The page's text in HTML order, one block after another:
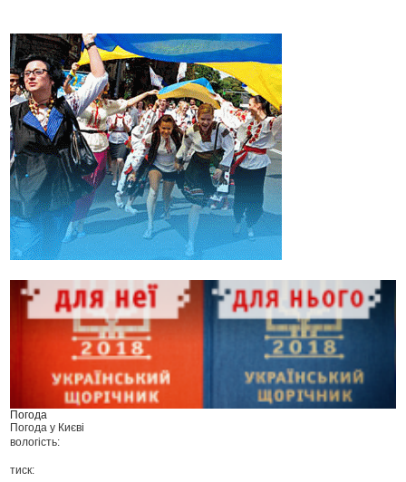
Погода
Погода у Києві
вологість:
тиск: